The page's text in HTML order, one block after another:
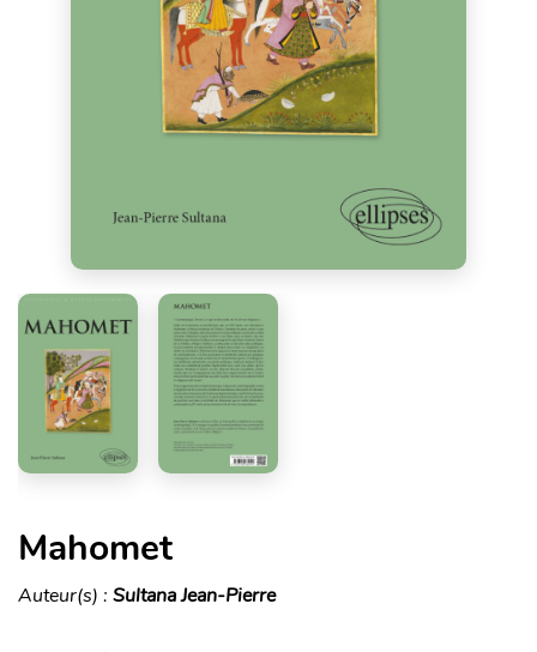
Mahomet
Auteur(s) : Sultana Jean-Pierre